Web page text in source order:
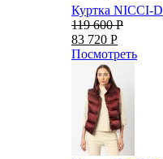
Куртка NICCI-D
119 600 Р
83 720 Р
Посмотреть